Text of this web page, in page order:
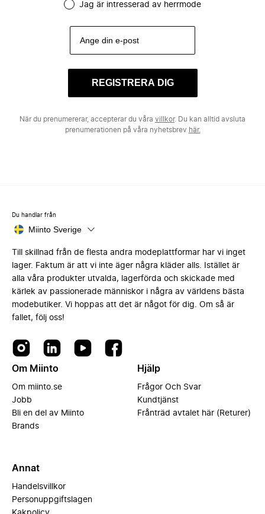
Jag är intresserad av herrmode
REGISTRERA DIG
När du prenumererar, accepterar du våra villkor. Du kan alltid avsluta
prenumerationen på våra nyhetsbrev här.
Du handlar från
Miinto Sverige
Till skillnad från de flesta andra modeplattformar har vi inget
lager. Faktum är att vi inte äger några kläder alls. Istället är
alla våra produkter utvalda, lagerförda och skickade med
kärlek av passionerade människor i några av världens bästa
modebutiker. Vi hoppas att det är något för dig. Om så är
fallet, följ oss!
Om Miinto
Om miinto.se
Jobb
Bli en del av Miinto
Brands
Hjälp
Frågor Och Svar
Kundtjänst
Frånträd avtalet här (Returer)
Annat
Handelsvillkor
Personuppgiftslagen